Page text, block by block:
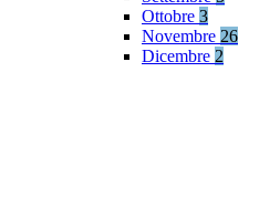
Ottobre 3
Novembre 26
Dicembre 2